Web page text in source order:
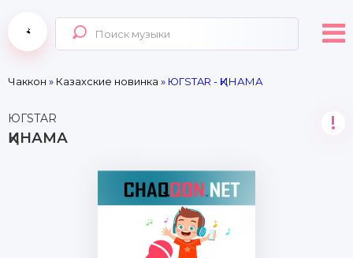
Чаккон » Казахские новинка » ЮГSTAR - ҚИНАМА
ЮГSTAR
ҚИНАМА
!